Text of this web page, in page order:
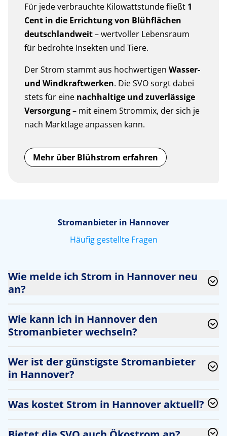
Für jede verbrauchte Kilowattstunde fließt 1
Cent in die Errichtung von Blühflächen
deutschlandweit– wertvoller Lebensraum
für bedrohte Insekten und Tiere.
Der Strom stammt aus hochwertigenWasser-
und Windkraftwerken. Die SVO sorgt dabei
stets für eine nachhaltige und zuverlässige
Versorgung– mit einem Strommix, der sich je
nach Marktlage anpassen kann.
Mehr über Blühstrom erfahren
Stromanbieter in Hannover
Häufig gestellte Fragen
Wie melde ich Strom in Hannover neu
an?
Wie kann ich in Hannover den
Stromanbieter wechseln?
Wer ist der günstigste Stromanbieter
in Hannover?
Was kostet Strom in Hannover aktuell?